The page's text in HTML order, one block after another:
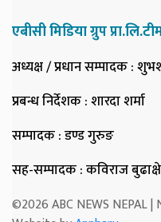
एबीसी मिडिया ग्रुप
अध्यक्ष / प्रधान सम्पादक:
प्रबन्ध निर्देशक: शारदा शर्मा
सम्पादक: डण्ड गुरुङ
सह-सम्पादक: कविराज
©2026 ABC NEWS NEPAL